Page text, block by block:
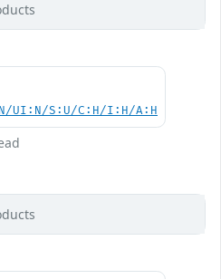
UI:N/S:U/C:H/I:H/A:H